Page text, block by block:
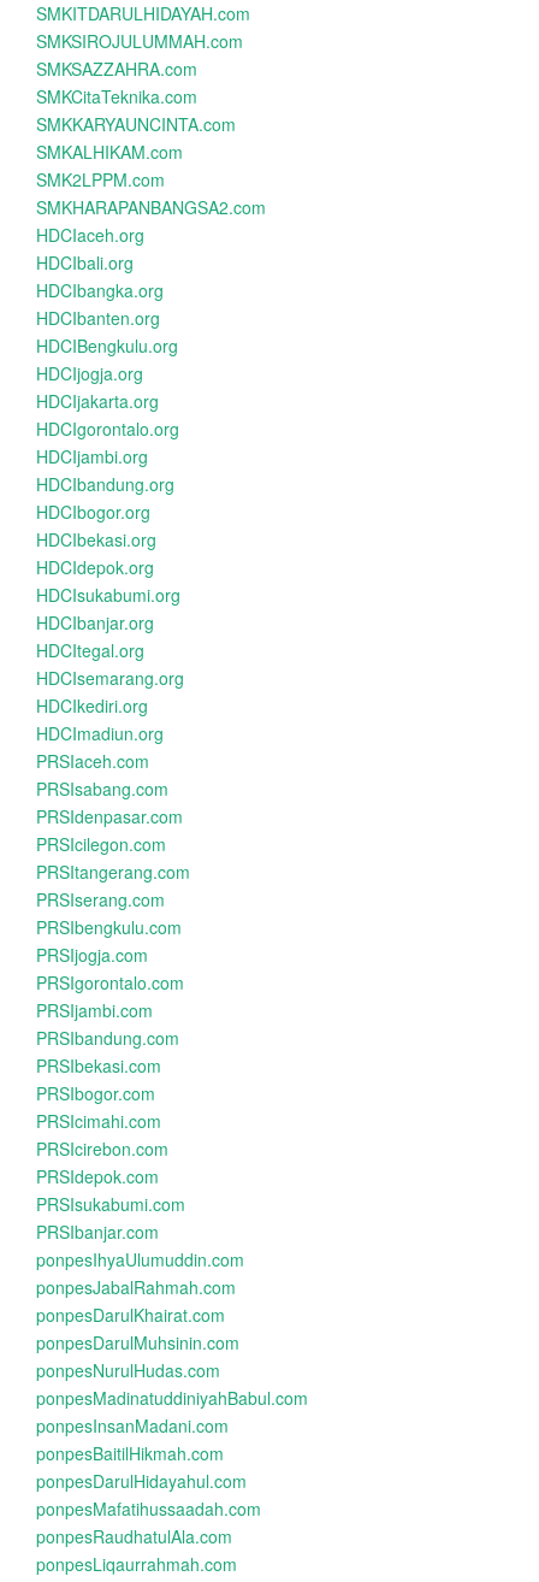
SMKITDARULHIDAYAH.com
SMKSIROJULUMMAH.com
SMKSAZZAHRA.com
SMKCitaTeknika.com
SMKKARYAUNCINTA.com
SMKALHIKAM.com
SMK2LPPM.com
SMKHARAPANBANGSA2.com
HDCIaceh.org
HDCIbali.org
HDCIbangka.org
HDCIbanten.org
HDCIBengkulu.org
HDCIjogja.org
HDCIjakarta.org
HDCIgorontalo.org
HDCIjambi.org
HDCIbandung.org
HDCIbogor.org
HDCIbekasi.org
HDCIdepok.org
HDCIsukabumi.org
HDCIbanjar.org
HDCItegal.org
HDCIsemarang.org
HDCIkediri.org
HDCImadiun.org
PRSIaceh.com
PRSIsabang.com
PRSIdenpasar.com
PRSIcilegon.com
PRSItangerang.com
PRSIserang.com
PRSIbengkulu.com
PRSIjogja.com
PRSIgorontalo.com
PRSIjambi.com
PRSIbandung.com
PRSIbekasi.com
PRSIbogor.com
PRSIcimahi.com
PRSIcirebon.com
PRSIdepok.com
PRSIsukabumi.com
PRSIbanjar.com
ponpesIhyaUlumuddin.com
ponpesJabalRahmah.com
ponpesDarulKhairat.com
ponpesDarulMuhsinin.com
ponpesNurulHudas.com
ponpesMadinatuddiniyahBabul.com
ponpesInsanMadani.com
ponpesBaitilHikmah.com
ponpesDarulHidayahul.com
ponpesMafatihussaadah.com
ponpesRaudhatulAla.com
ponpesLiqaurrahmah.com